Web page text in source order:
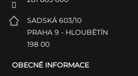
SADSKÁ 603/10
PRAHA 9 - HLOUBĚTÍN
198 00
OBECNÉ INFORMACE